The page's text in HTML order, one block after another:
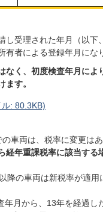
し受理された年月（以
者による登録年月にな
く、初度検査年月によ
す。
: 80.3KB)
車両は、税率に変更はあ
年重課税率に該当する
の車両は新税率が適用
月から、13年を経過し